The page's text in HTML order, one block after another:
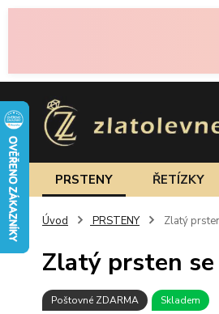
PRSTENY ŘETÍZKY
Úvod PRSTENY Zlatý
Zlatý prsten
Poštovné ZDARMA Skladem